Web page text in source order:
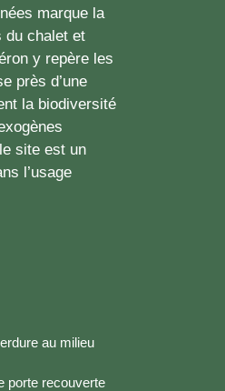
marque la
du chalet et
y repère les
près d’une
la biodiversité
site est un
l’usage
au milieu
porte recouverte